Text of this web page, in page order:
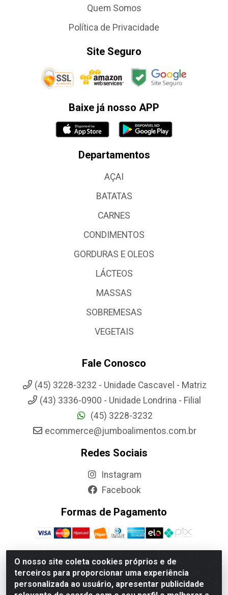
O nosso site coleta cookies próprios e de
terceiros para proporcionar uma experiência
personalizada ao usuário, apresentar publicidade
Quem Somos
Política de Privacidade
Site Seguro
Baixe já nosso APP
Departamentos
AÇAI
BATATAS
CARNES
CONDIMENTOS
GORDURAS E OLEOS
LÁCTEOS
MASSAS
SOBREMESAS
VEGETAIS
Fale Conosco
(45) 3228-3232 - Unidade Cascavel - Matriz
(43) 3336-0900 - Unidade Londrina - Filial
(45) 3228-3232
ecommerce@jumboalimentos.com.br
Redes Sociais
Instagram
Facebook
Formas de Pagamento
Jumbo Alimentos Cascavel - Matriz - Rua Itatiba Do Sul, 161 -
Santos Dumont, Cascavel-PR - CEP 85804-700- CNPJ